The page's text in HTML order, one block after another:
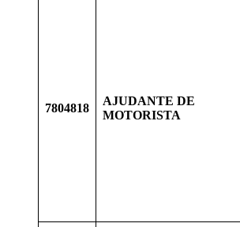
7804818
AJUDANTE DE
MOTORISTA